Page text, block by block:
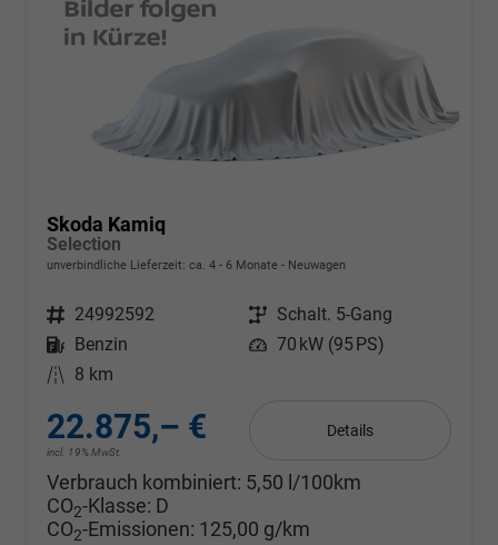
Skoda Kamiq
Selection
unverbindliche Lieferzeit: ca. 4 - 6 Monate Neuwagen
Fahrzeugnr. 24992592 Getriebe Schalt. 5-Gang
Kraftstoff
Benzin Leistung 70 kW (95 PS)
Kilometerstand 8 km
22.875,– €
incl. 19% MwSt.
Details
Verbrauch kombiniert: 5,50 l/100km
CO2-Klasse: D
CO2-Emissionen: 125,00 g/km